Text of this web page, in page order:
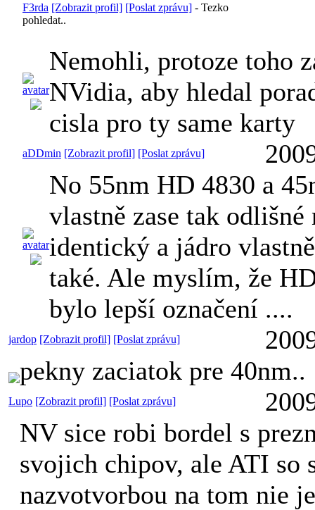
F3rda [Zobrazit profil] [Poslat zprávu] - Tezko
pohledat..
Nemohli, protoze toho
NVidia, aby hledal
cisla pro ty same karty
aDDmin [Zobrazit profil] [Poslat zprávu]
No 55nm HD 4830 a
vlastně zase tak
identický a jádro
také. Ale myslím, že
bylo lepší označení ....
jardop [Zobrazit profil] [Poslat zprávu]
pekny zaciatok pre 40nm..
Lupo [Zobrazit profil] [Poslat zprávu]
NV sice robi bordel s
svojich chipov, ale ATI so
nazvotvorbou na tom nie